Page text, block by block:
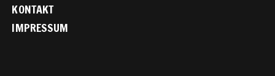
KONTAKT
IMPRESSUM